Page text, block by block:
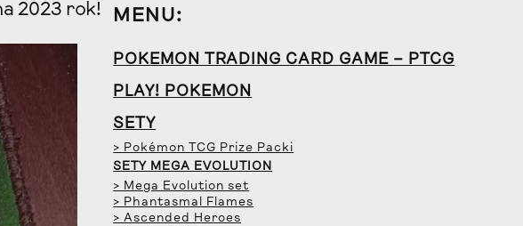
2023 rok! MENU:
POKEMON TRADING CARD GAME – PTCG
PLAY! POKEMON
SETY
> Pokémon TCG Prize Packi
SETY MEGA EVOLUTION
> Mega Evolution set
> Phantasmal Flames
> Ascended Heroes